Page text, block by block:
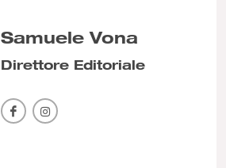
Samuele Vona
Direttore Editoriale